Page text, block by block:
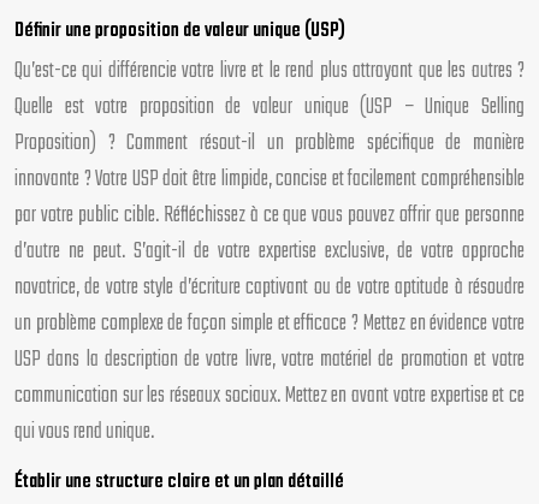
Définir une proposition de valeur unique (USP)
Qu’est-ce qui différencie votre livre et le rend plus attrayant que les autres ?
Quelle est votre proposition de valeur unique (USP – Unique Selling
Proposition) ? Comment résout-il un problème spécifique de manière
innovante ? Votre USP doit être limpide, concise et facilement compréhensible
par votre public cible. Réfléchissez à ce que vous pouvez offrir que personne
d’autre ne peut. S’agit-il de votre expertise exclusive, de votre approche
novatrice, de votre style d’écriture captivant ou de votre aptitude à résoudre
un problème complexe de façon simple et efficace ? Mettez en évidence votre
USP dans la description de votre livre, votre matériel de promotion et votre
communication sur les réseaux sociaux. Mettez en avant votre expertise et ce
qui vous rend unique.
Établir une structure claire et un plan détaillé